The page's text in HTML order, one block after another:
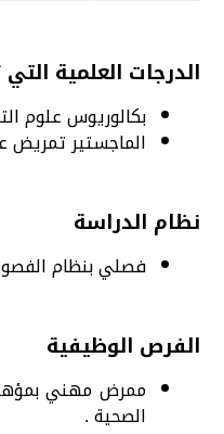
الدرجات العلمية
بكالوريوس علوم
الماجستير تمريض
نظام الدراسة
فصلي بنظام
الفرص الوظيفية
ممرض مهني
الصحية .